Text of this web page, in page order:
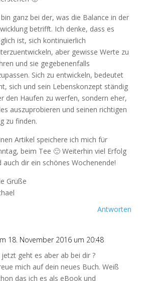
ganz bei der, was die Balance in der
betrifft. Ich denke, dass es
ist, sich kontinuierlich
aber gewisse Werte zu
und sie gegebenenfalls
Sich zu entwickeln, bedeutet
sich und sein Lebenskonzept ständig
den Haufen zu werfen, sondern eher,
auszuprobieren und seinen richtigen
zu finden.
Artikel speichere ich mich für
beim Tee 🙂 Weiterhin viel Erfolg
auch dir ein schönes Wochenende!
Grüße
Antworten
18. November 2016 um 20:48
geht es aber ab bei dir ?
mich auf dein neues Buch. Weiß
das ich es als eBook und